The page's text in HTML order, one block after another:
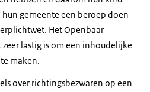
gemeente een beroep doen
Het Openbaar
lastig is om een inhoudelijke
maken.
over richtingsbezwaren op een